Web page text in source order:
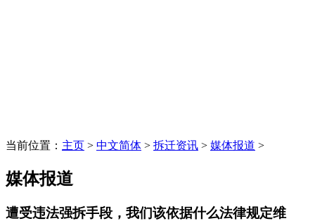
当前位置： 主页 > 中文简体 > 拆迁资讯 > 媒体报道 >
媒体报道
遭受违法强拆手段，我们该依据什么法律规定维